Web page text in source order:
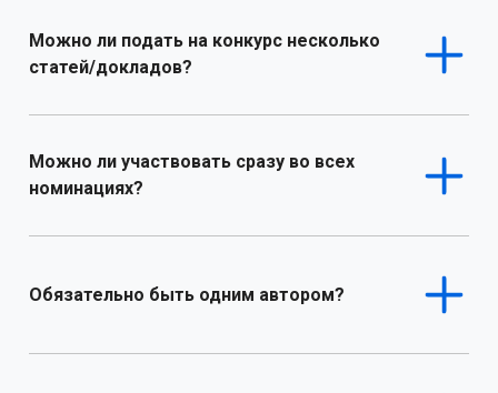
Можно ли подать на конкурс несколько
статей/докладов?
Можно ли участвовать сразу во всех
номинациях?
Обязательно быть одним автором?